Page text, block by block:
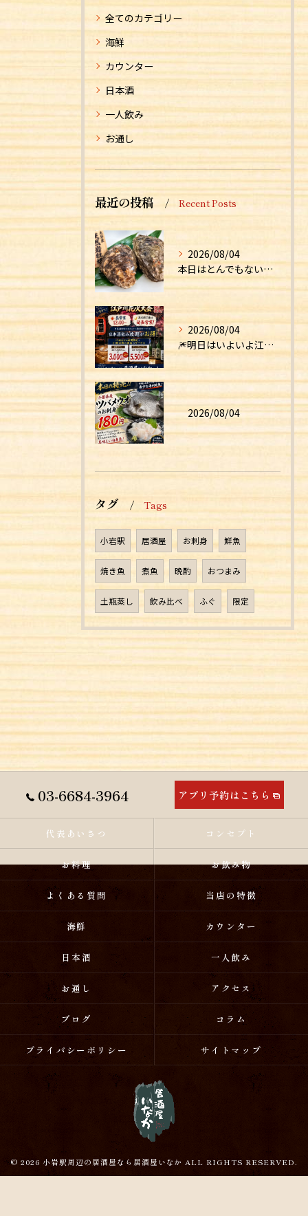
全てのカテゴリー
海鮮
カウンター
日本酒
一人飲み
お通し
最近の投稿 Recent Posts
2026/08/04
本日はとんでもない食材が入荷しました！！
2026/08/04
🎆明日はいよいよ江戸川花火大会！🎆
2026/08/04
タグ Tags
小岩駅 居酒屋 お刺身 鮮魚
焼き魚 煮魚 晩酌 おつまみ
土瓶蒸し 飲み比べ ふぐ 限定
03-6684-3964 アプリ予約はこちら
代表あいさつ コンセプト
お料理 お飲み物
よくある質問 当店の特徴
海鮮 カウンター
日本酒 一人飲み
お通し アクセス
ブログ コラム
プライバシーポリシー サイトマップ
© 2026 小岩駅周辺の居酒屋なら居酒屋いなか ALL RIGHTS RESERVED.